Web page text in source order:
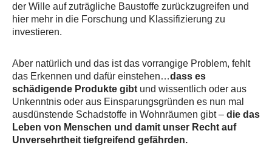
der Wille auf zuträgliche Baustoffe zurückzugreifen und
hier mehr in die Forschung und Klassifizierung zu
investieren.
Aber natürlich und das ist das vorrangige Problem, fehlt
das Erkennen und dafür einstehen…dass es
schädigende Produkte gibt und wissentlich oder aus
Unkenntnis oder aus Einsparungsgründen es nun mal
ausdünstende Schadstoffe in Wohnräumen gibt – die das
Leben von Menschen und damit unser Recht auf
Unversehrtheit tiefgreifend gefährden.